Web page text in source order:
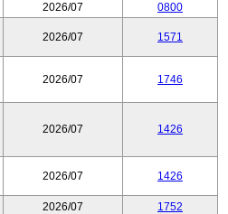
2026/07 0800
2026/07 1571
2026/07 1746
2026/07 1426
2026/07 1426
2026/07
1752